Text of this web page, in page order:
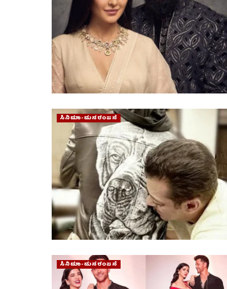
ಸಿನಿಮಾ-ಮನರಂಜನೆ
ಸಿನಿಮಾ-ಮನರಂಜನೆ